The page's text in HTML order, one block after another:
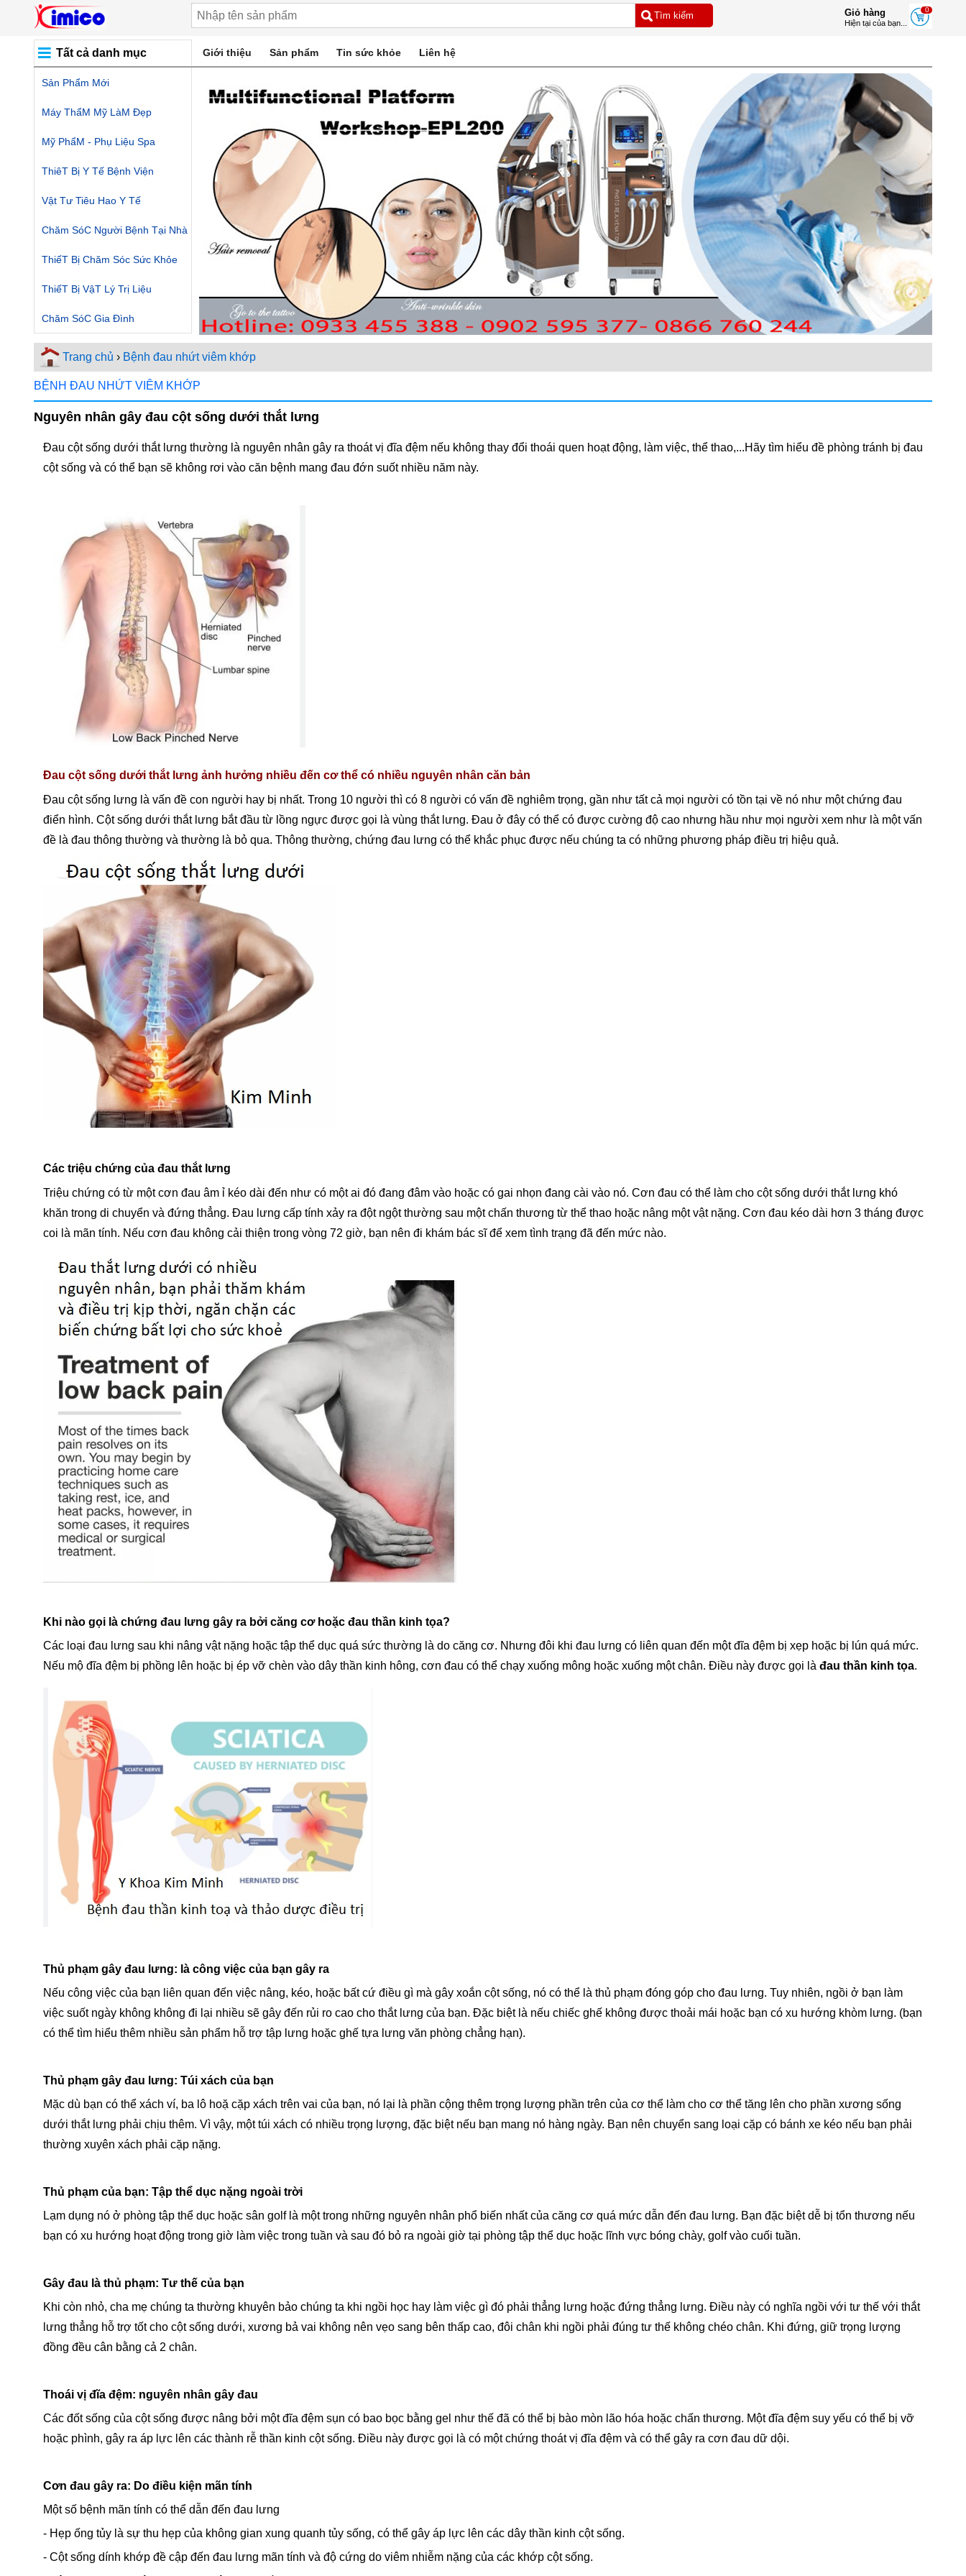
0
Giỏ hàng
Hiện tại của bạn...
Tất cả danh mục Giới thiệu Sản phẩm Tin sức khỏe Liên hệ
Sản Phẩm Mới
Máy ThẩM Mỹ LàM Đẹp
Mỹ PhẩM - Phụ Liệu Spa
ThiêT Bị Y Tế Bệnh Viện
Vật Tư Tiêu Hao Y Tế
Chăm SóC Người Bệnh Tại Nhà
ThiếT Bị Chăm Sóc Sức Khỏe
ThiếT Bị VậT Lý Trị Liệu
Chăm SóC Gia Đình
Trang chủ › Bệnh đau nhứt viêm khớp
BỆNH ĐAU NHỨT VIÊM KHỚP
Nguyên nhân gây đau cột sống dưới thắt lưng
Đau cột sống dưới thắt lưng thường là nguyên nhân gây ra thoát vị đĩa đệm nếu không thay đổi thoái quen hoạt động, làm việc, thể thao,...Hãy tìm hiểu đề phòng tránh bị đau
cột sống và có thể bạn sẽ không rơi vào căn bệnh mang đau đớn suốt nhiều năm này.
Đau cột sống dưới thắt lưng ảnh hưởng nhiều đến cơ thể có nhiều nguyên nhân căn bản
Đau cột sống lưng là vấn đề con người hay bị nhất. Trong 10 người thì có 8 người có vấn đề nghiêm trọng, gần như tất cả mọi người có tồn tại về nó như một chứng đau
điển hình. Cột sống dưới thắt lưng bắt đầu từ lồng ngực được gọi là vùng thắt lưng. Đau ở đây có thể có được cường độ cao nhưng hầu như mọi người xem như là một vấn
đề là đau thông thường và thường là bỏ qua. Thông thường, chứng đau lưng có thể khắc phục được nếu chúng ta có những phương pháp điều trị hiệu quả.
Các triệu chứng của đau thắt lưng
Triệu chứng có từ một cơn đau âm ỉ kéo dài đến như có một ai đó đang đâm vào hoặc có gai nhọn đang cài vào nó. Cơn đau có thể làm cho cột sống dưới thắt lưng khó
khăn trong di chuyển và đứng thẳng. Đau lưng cấp tính xảy ra đột ngột thường sau một chấn thương từ thể thao hoặc nâng một vật nặng. Cơn đau kéo dài hơn 3 tháng được
coi là mãn tính. Nếu cơn đau không cải thiện trong vòng 72 giờ, bạn nên đi khám bác sĩ để xem tình trạng đã đến mức nào.
Khi nào gọi là chứng đau lưng gây ra bởi căng cơ hoặc đau thần kinh tọa?
Các loại đau lưng sau khi nâng vật nặng hoặc tập thể dục quá sức thường là do căng cơ. Nhưng đôi khi đau lưng có liên quan đến một đĩa đệm bị xẹp hoặc bị lún quá mức.
Nếu mộ đĩa đệm bị phồng lên hoặc bị ép vỡ chèn vào dây thần kinh hông, cơn đau có thể chạy xuống mông hoặc xuống một chân. Điều này được gọi là đau thần kinh tọa.
Thủ phạm gây đau lưng: là công việc của bạn gây ra
Nếu công việc của bạn liên quan đến việc nâng, kéo, hoặc bất cứ điều gì mà gây xoắn cột sống, nó có thể là thủ phạm đóng góp cho đau lưng. Tuy nhiên, ngồi ở bạn làm
việc suốt ngày không không đi lại nhiều sẽ gây đến rủi ro cao cho thắt lưng của bạn. Đặc biệt là nếu chiếc ghế không được thoải mái hoặc bạn có xu hướng khòm lưng. (bạn
có thể tìm hiểu thêm nhiều sản phẩm hỗ trợ tập lưng hoặc ghế tựa lưng văn phòng chẳng hạn).
Thủ phạm gây đau lưng: Túi xách của bạn
Mặc dù bạn có thể xách ví, ba lô hoặ cặp xách trên vai của bạn, nó lại là phần cộng thêm trọng lượng phần trên của cơ thể làm cho cơ thể tăng lên cho phần xương sống
dưới thắt lưng phải chịu thêm. Vì vậy, một túi xách có nhiều trọng lượng, đặc biệt nếu bạn mang nó hàng ngày. Bạn nên chuyển sang loại cặp có bánh xe kéo nếu bạn phải
thường xuyên xách phải cặp nặng.
Thủ phạm của bạn: Tập thể dục nặng ngoài trời
Lạm dụng nó ở phòng tập thể dục hoặc sân golf là một trong những nguyên nhân phổ biến nhất của căng cơ quá mức dẫn đến đau lưng. Bạn đặc biệt dễ bị tổn thương nếu
bạn có xu hướng hoạt động trong giờ làm việc trong tuần và sau đó bỏ ra ngoài giờ tại phòng tập thể dục hoặc lĩnh vực bóng chày, golf vào cuối tuần.
Gây đau là thủ phạm: Tư thế của bạn
Khi còn nhỏ, cha mẹ chúng ta thường khuyên bảo chúng ta khi ngồi học hay làm việc gì đó phải thẳng lưng hoặc đứng thẳng lưng. Điều này có nghĩa ngồi với tư thế với thắt
lưng thẳng hỗ trợ tốt cho cột sống dưới, xương bả vai không nên vẹo sang bên thấp cao, đôi chân khi ngồi phải đúng tư thế không chéo chân. Khi đứng, giữ trọng lượng
đồng đều cân bằng cả 2 chân.
Thoái vị đĩa đệm: nguyên nhân gây đau
Các đốt sống của cột sống được nâng bởi một đĩa đệm sụn có bao bọc bằng gel như thế đã có thể bị bào mòn lão hóa hoặc chấn thương. Một đĩa đệm suy yếu có thể bị vỡ
hoặc phình, gây ra áp lực lên các thành rễ thần kinh cột sống. Điều này được gọi là có một chứng thoát vị đĩa đệm và có thể gây ra cơn đau dữ dội.
Cơn đau gây ra: Do điều kiện mãn tính
Một số bệnh mãn tính có thể dẫn đến đau lưng
- Hẹp ống tủy là sự thu hẹp của không gian xung quanh tủy sống, có thể gây áp lực lên các dây thần kinh cột sống.
- Cột sống dính khớp đề cập đến đau lưng mãn tính và độ cứng do viêm nhiễm nặng của các khớp cột sống.